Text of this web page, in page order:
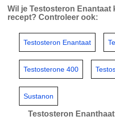
Wil je Testosteron
recept? Controleer ook:
Testosteron Enantaat
Testosterone 400
Sustanon
Testosteron